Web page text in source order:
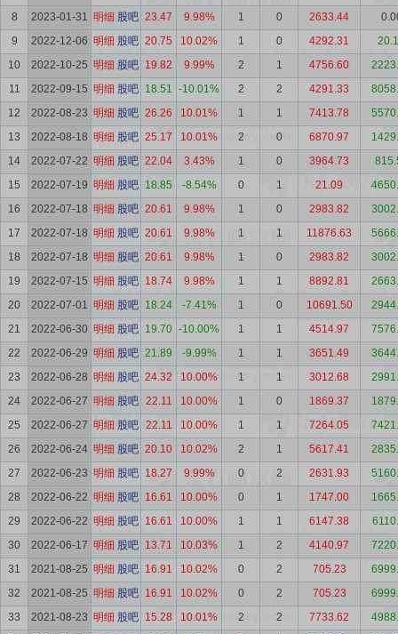
8
2023-01-31 明细 股吧 23.47 9.98% 1 0 2633.44
9
2022-12-06 明细 股吧 20.75 10.02% 1 0 4292.31
10
2022-10-25 明细 股吧 19.82 9.99% 2 1 4756.60
11
2022-09-15 明细 股吧 18.51 -10.01% 2 2 4291.33
12
2022-08-23 明细 股吧 26.26 10.01% 1 1 7413.78
13
2022-08-18 明细 股吧 25.17 10.01% 2 0 6870.97
14
2022-07-22 明细 股吧 22.04 3.43% 1 0 3964.73
15
2022-07-19 明细 股吧 18.85 -8.54% 0 1 21.09
16
2022-07-18 明细 股吧 20.61 9.98% 1 0 2983.82
17
2022-07-18 明细 股吧 20.61 9.98% 1 1 11876.63
18
2022-07-18 明细 股吧 20.61 9.98% 1 0 2983.82
19
2022-07-15 明细 股吧 18.74 9.98% 1 1 8892.81
20
2022-07-01 明细 股吧 18.24 -7.41% 1 0 10691.50
21
2022-06-30 明细 股吧 19.70 -10.00% 1 1 4514.97
22
2022-06-29 明细 股吧 21.89 -9.99% 1 1 3651.49
23
2022-06-28 明细 股吧 24.32 10.00% 1 1 3012.68
24
2022-06-27 明细 股吧 22.11 10.00% 1 0 1869.37
25
2022-06-27 明细 股吧 22.11 10.00% 1 1 7264.05
26
2022-06-24 明细 股吧 20.10 10.02% 2 1 5617.41
27
2022-06-23 明细 股吧 18.27 9.99% 0 2 2631.93
28
2022-06-22 明细 股吧 16.61 10.00% 0 1 1747.00
29
2022-06-22 明细 股吧 16.61 10.00% 1 1 6147.38
30
2022-06-17 明细 股吧 13.71 10.03% 1 2 4140.97
31
2021-08-25 明细 股吧 16.91 10.02% 0 2 705.23
32
2021-08-25 明细 股吧 16.91 10.02% 0 2 705.23
33
2021-08-23 明细 股吧 15.28 10.01% 2 2 7733.62